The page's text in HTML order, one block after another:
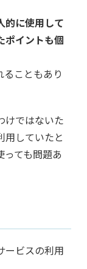
的に使用して
ポイントも個
こともあり
けではないた
用していたと
ても問題あ
ービスの利用